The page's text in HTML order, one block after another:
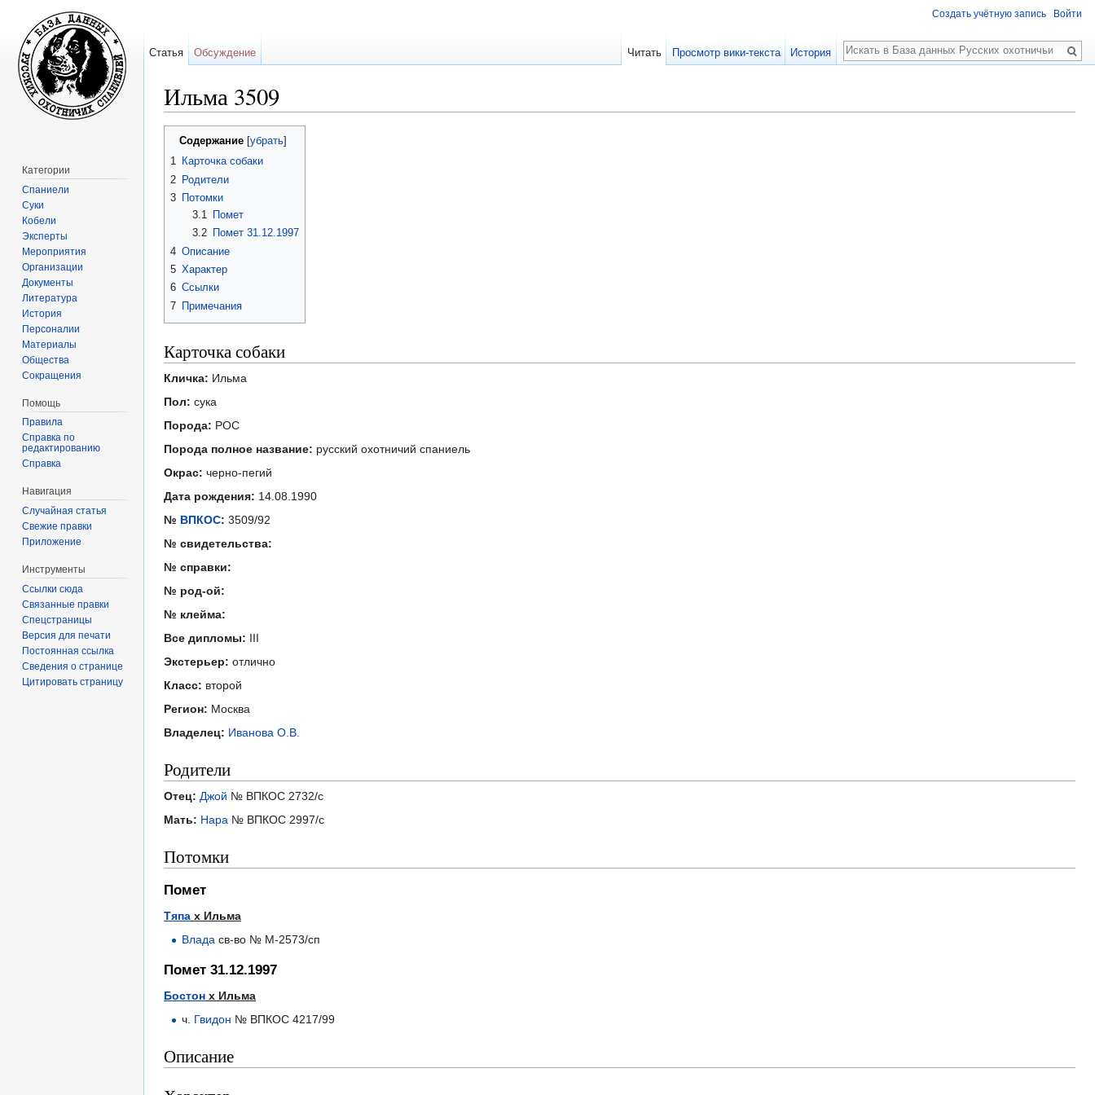
Ильма 3509
Содержание убрать
1 Карточка собаки
2 Родители
3 Потомки
3.1
Помет
3.2
Помет 31.12.1997
4 Описание
5 Характер
6 Ссылки
7 Примечания
Карточка собаки
Кличка: Ильма
Пол: сука
Порода: РОС
Порода полное название: русский охотничий спаниель
Окрас: черно-пегий
Дата рождения: 14.08.1990
№ ВПКОС: 3509/92
№ свидетельства:
№ справки:
№ род-ой:
№ клейма:
Все дипломы: III
Экстерьер: отлично
Класс: второй
Регион: Москва
Владелец: Иванова О.В.
Родители
Отец: Джой № ВПКОС 2732/с
Мать: Нара № ВПКОС 2997/с
Потомки
Помет
Тяпа х Ильма
Влада св-во № М-2573/сп
Помет 31.12.1997
Бостон х Ильма
ч. Гвидон № ВПКОС 4217/99
Описание
Создать учётную запись Войти
Статья Обсуждение Читать Просмотр вики-текста История
Поиск
Категории
Спаниели
Суки
Кобели
Эксперты
Мероприятия
Организации
Документы
Литература
История
Персоналии
Материалы
Общества
Сокращения
Помощь
Правила
Справка по
редактированию
Справка
Навигация
Случайная статья
Свежие правки
Приложение
Инструменты
Ссылки сюда
Связанные правки
Спецстраницы
Версия для печати
Постоянная ссылка
Сведения о странице
Цитировать страницу